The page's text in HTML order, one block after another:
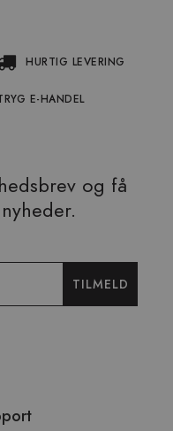
HURTIG LEVERING
E-HANDEL
og få
TILMELD